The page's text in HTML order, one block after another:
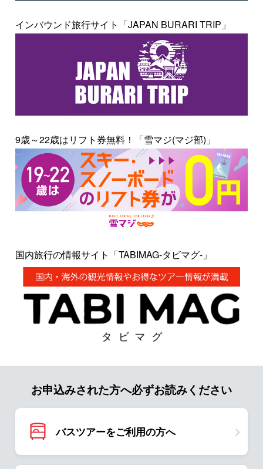
インバウンド旅行サイト「JAPAN BURARI TRIP」
9歳～22歳はリフト券無料！「雪マジ(マジ部)」
国内旅行の情報サイト「TABIMAG-タビマグ-」
お申込みされた方へ必ずお読みください
バスツアーをご利用の方へ